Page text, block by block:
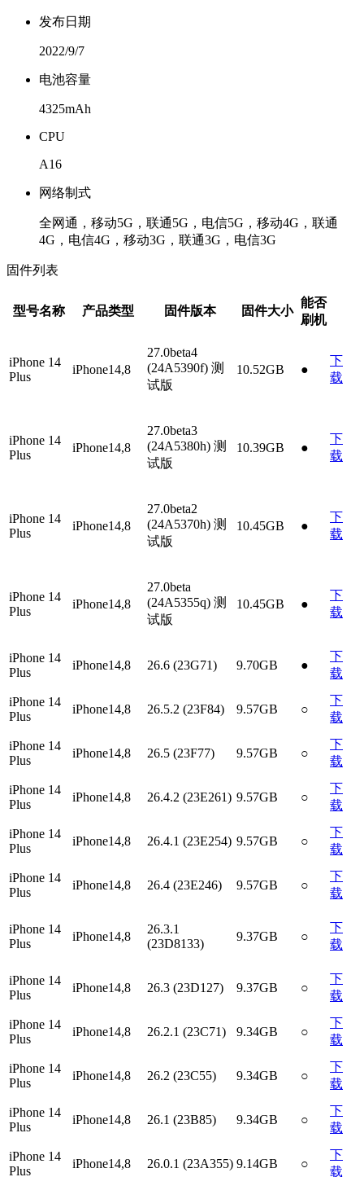
发布日期
2022/9/7
电池容量
4325mAh
CPU
A16
网络制式
全网通，移动5G，联通5G，电信5G，移动4G，联通
4G，电信4G，移动3G，联通3G，电信3G
固件列表
型号名称 产品类型 固件版本 固件大小
能否
刷机
iPhone 14
Plus
iPhone14,8
27.0beta4
(24A5390f) 测
试版
10.52GB ●
下
载
iPhone 14
Plus
iPhone14,8
27.0beta3
(24A5380h) 测
试版
10.39GB ●
下
载
iPhone 14
Plus
iPhone14,8
27.0beta2
(24A5370h) 测
试版
10.45GB ●
下
载
iPhone 14
Plus
iPhone14,8
27.0beta
(24A5355q) 测
试版
10.45GB ●
下
载
iPhone 14
Plus
iPhone14,8 26.6 (23G71) 9.70GB ●
下
载
iPhone 14
Plus
iPhone14,8 26.5.2 (23F84) 9.57GB ○
下
载
iPhone 14
Plus
iPhone14,8 26.5 (23F77) 9.57GB ○
下
载
iPhone 14
Plus
iPhone14,8 26.4.2 (23E261) 9.57GB ○
下
载
iPhone 14
Plus
iPhone14,8 26.4.1 (23E254) 9.57GB ○
下
载
iPhone 14
Plus
iPhone14,8 26.4 (23E246) 9.57GB ○
下
载
iPhone 14
Plus
iPhone14,8
26.3.1
(23D8133)
9.37GB ○
下
载
iPhone 14
Plus
iPhone14,8 26.3 (23D127) 9.37GB ○
下
载
iPhone 14
Plus
iPhone14,8 26.2.1 (23C71) 9.34GB ○
下
载
iPhone 14
Plus
iPhone14,8 26.2 (23C55) 9.34GB ○
下
载
iPhone 14
Plus
iPhone14,8 26.1 (23B85) 9.34GB ○
下
载
iPhone 14
Plus
iPhone14,8 26.0.1 (23A355) 9.14GB ○
下
载